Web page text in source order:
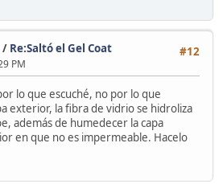
#12
/ Re:Saltó el Gel Coat
PM
lo que escuché, no por lo que
exterior, la fibra de vidrio se hidroliza
además de humedecer la capa
en que no es impermeable. Hacelo